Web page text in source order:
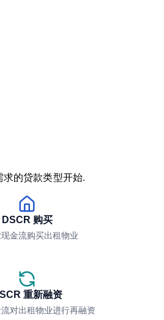
的贷款类型开始.
DSCR 购买
现金流购买出租物业
重新融资
对出租物业进行再融资